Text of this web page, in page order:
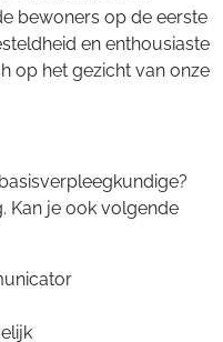
bewoners op de eerste
en enthousiaste
op het gezicht van onze
Kan je ook volgende